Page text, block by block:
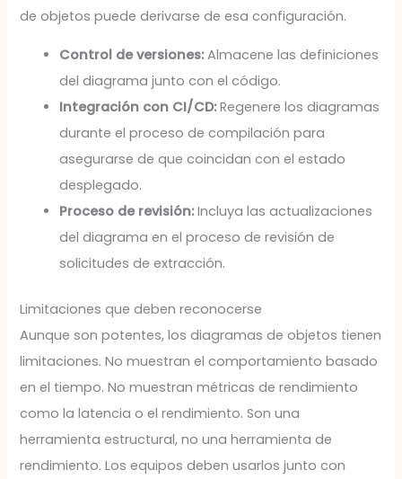
de objetos puede derivarse de esa configuración.
Control de versiones:Almacene las definiciones
del diagrama junto con el código.
Integración con CI/CD:Regenere los diagramas
durante el proceso de compilación para
asegurarse de que coincidan con el estado
desplegado.
Proceso de revisión:Incluya las actualizaciones
del diagrama en el proceso de revisión de
solicitudes de extracción.
Limitaciones que deben reconocerse
Aunque son potentes, los diagramas de objetos tienen
limitaciones. No muestran el comportamiento basado
en el tiempo. No muestran métricas de rendimiento
como la latencia o el rendimiento. Son una
herramienta estructural, no una herramienta de
rendimiento. Los equipos deben usarlos junto con